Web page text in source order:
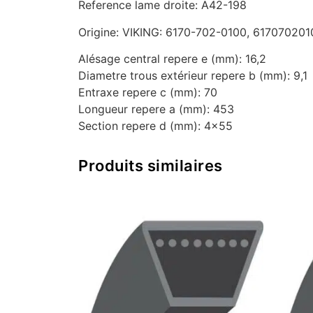
Reference lame droite: A42-198
Origine: VIKING: 6170-702-0100,
Alésage central repere e (mm): 16,2
Diametre trous extérieur repere b (mm): 9,1
Entraxe repere c (mm): 70
Longueur repere a (mm): 453
Section repere d (mm): 4×55
Produits similaires